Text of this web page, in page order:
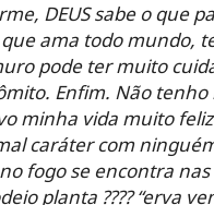
DEUS sabe o que
ama todo mundo,
pode ter muito
Enfim. Não
minha vida muito
caráter com
fogo se encontra
planta ???? “erva